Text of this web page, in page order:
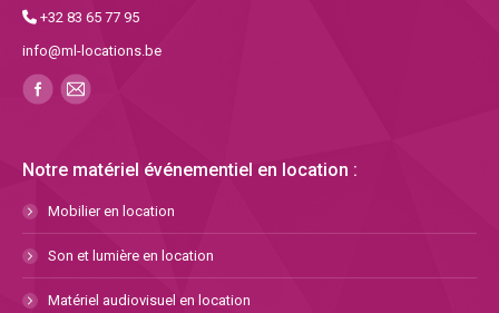
+32 83 65 77 95
info@ml-locations.be
Notre matériel événementiel en location :
Mobilier en location
Son et lumière en location
Matériel audiovisuel en location